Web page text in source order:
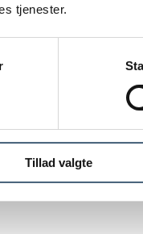
tjenester.
Tillad valgte